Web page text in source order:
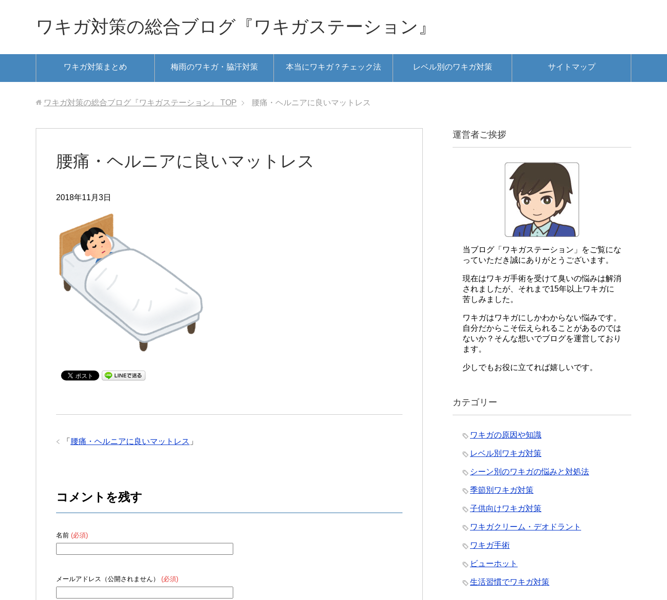
ワキガ対策の総合ブログ『ワキガステーション』
ワキガ対策まとめ 梅雨のワキガ・脇汗対策 本当にワキガ？チェック法 レベル別のワキガ対策 サイトマップ
ワキガ対策の総合ブログ『ワキガステーション』 TOP 腰痛・ヘルニアに良いマットレス
腰痛・ヘルニアに良いマットレス
2018年11月3日
「 腰痛・ヘルニアに良いマットレス 」
コメントを残す
名前 (必須)
メールアドレス（公開されません） (必須)
運営者ご挨拶
当ブログ「ワキガステーション」をご覧にな
っていただき誠にありがとうございます。
現在はワキガ手術を受けて臭いの悩みは解消
されましたが、それまで15年以上ワキガに
苦しみました。
ワキガはワキガにしかわからない悩みです。
自分だからこそ伝えられることがあるのでは
ないか？そんな想いでブログを運営しており
ます。
少しでもお役に立てれば嬉しいです。
カテゴリー
ワキガの原因や知識
レベル別ワキガ対策
シーン別のワキガの悩みと対処法
季節別ワキガ対策
子供向けワキガ対策
ワキガクリーム・デオドラント
ワキガ手術
ビューホット
生活習慣でワキガ対策